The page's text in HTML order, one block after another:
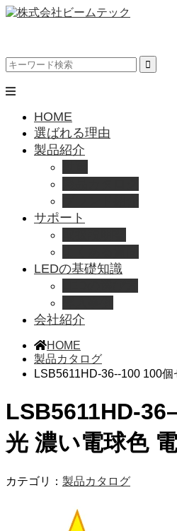
HOME
選ばれる理由
製品紹介
サポート
LEDの基礎知識
会社紹介
HOME
製品カタログ
LSB5611HD-36--100 100
LSB5611HD-
光 濃い電球色
カテゴリ： 製品カタログ